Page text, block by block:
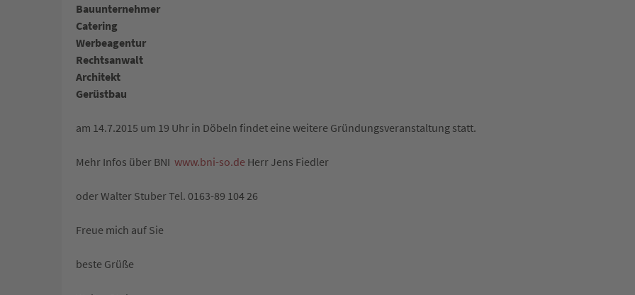
Bauunternehmer
Catering
Werbeagentur
Rechtsanwalt
Architekt
Gerüstbau
am 14.7.2015 um 19 Uhr in Döbeln findet eine weitere Gründungsveranstaltung statt.
Mehr Infos über BNI www.bni-so.de Herr Jens Fiedler
oder Walter Stuber Tel. 0163-89 104 26
Freue mich auf Sie
beste Grüße